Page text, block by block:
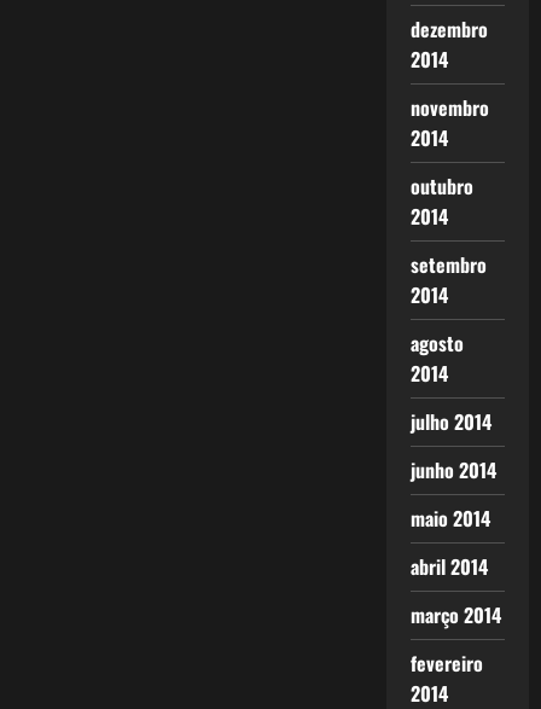
dezembro
2014
novembro
2014
outubro
2014
setembro
2014
agosto
2014
julho 2014
junho 2014
maio 2014
abril 2014
março 2014
fevereiro
2014